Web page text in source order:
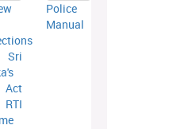
Police
Manual